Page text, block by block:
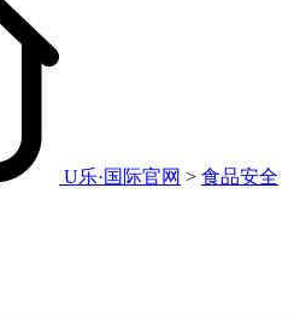
U乐·国际官网 > 食品安全